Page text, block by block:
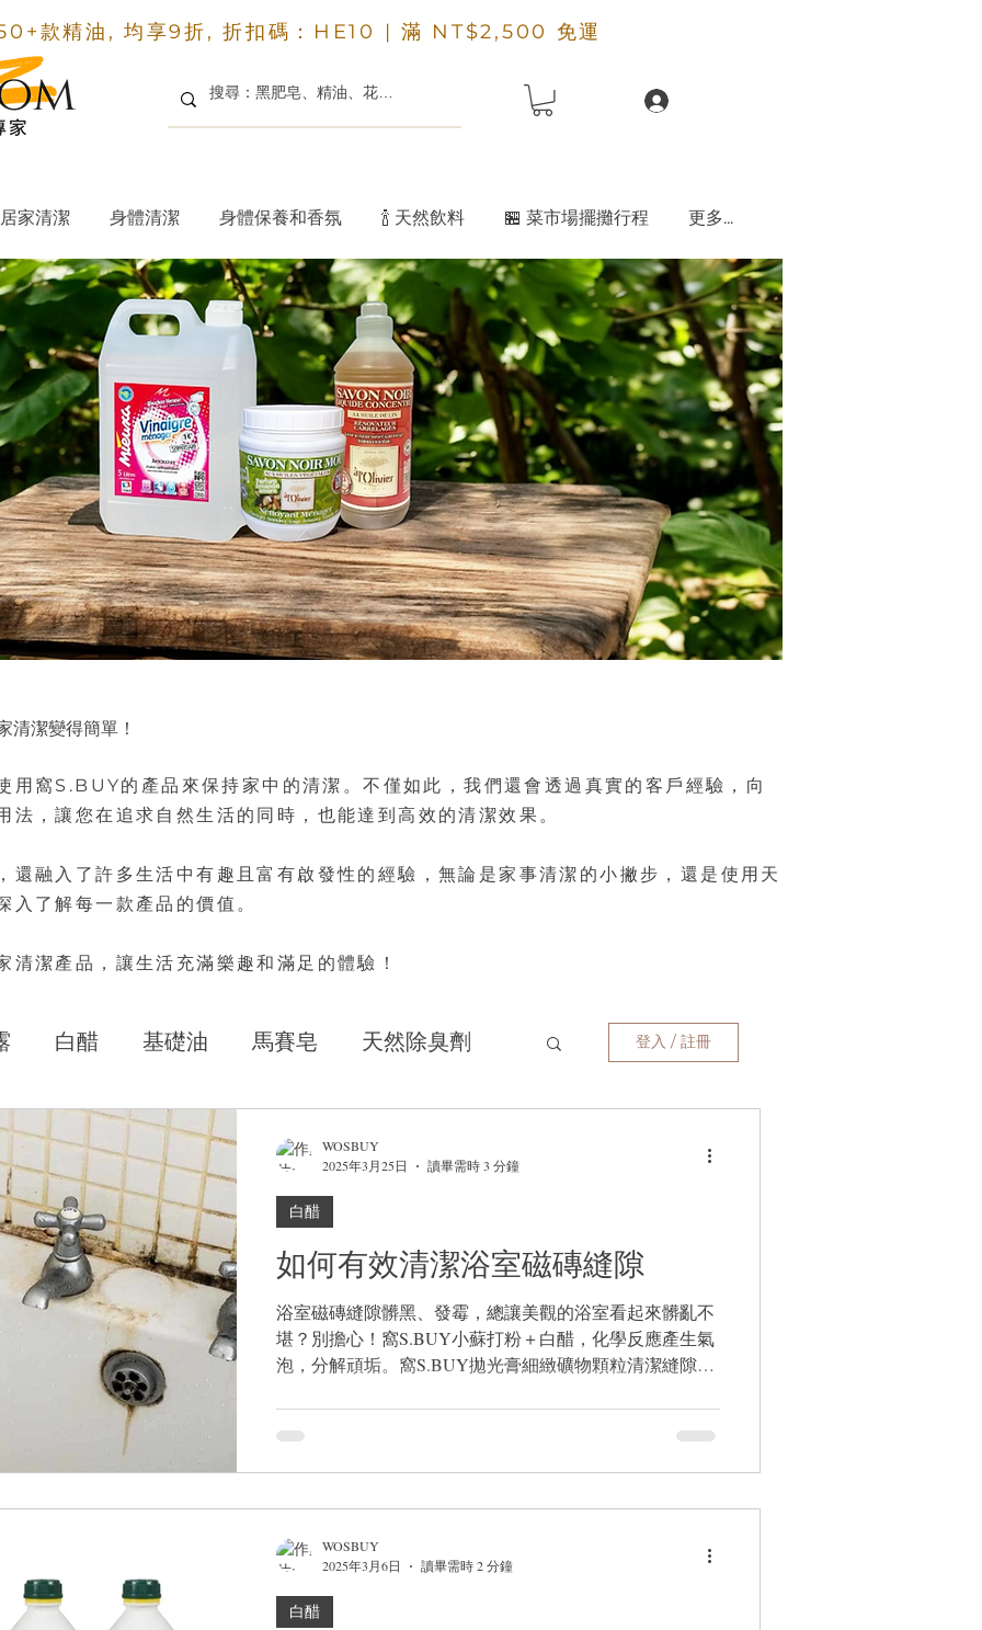
款精油, 均享9折, 折扣碼：HE10 | 滿 NT$2,500 免運
居家清潔 身體清潔 身體保養和香氛 🍾 天然飲料 🏪 菜市場擺攤行程 更多...
清潔變得簡單！
用窩S.BUY的產品來保持家中的清潔。不僅如此，我們還會透過真實的客戶經驗，向
法，讓您在追求自然生活的同時，也能達到高效的清潔效果。
還融入了許多生活中有趣且富有啟發性的經驗，無論是家事清潔的小撇步，還是使用天
入了解每一款產品的價值。
清潔產品，讓生活充滿樂趣和滿足的體驗！
白醋 基礎油 馬賽皂 天然除臭劑
方純精油 天然配方
天然粘土粉 小蘇打粉
在台灣的生活 浴室除垢清潔劑 香水 除霉
登入 / 註冊
如何有效清潔浴室磁磚縫隙
浴室磁磚縫隙髒黑、發霉，總讓美觀的浴室看起來髒亂不
堪？別擔心！窩S.BUY小蘇打粉＋白醋，化學反應產生氣
泡，分解頑垢。窩S.BUY拋光膏細緻礦物顆粒清潔縫隙，
白醋
WOSBUY
2025年3月25日
讀畢需時 3 分鐘
白醋
WOSBUY
2025年3月6日
讀畢需時 2 分鐘